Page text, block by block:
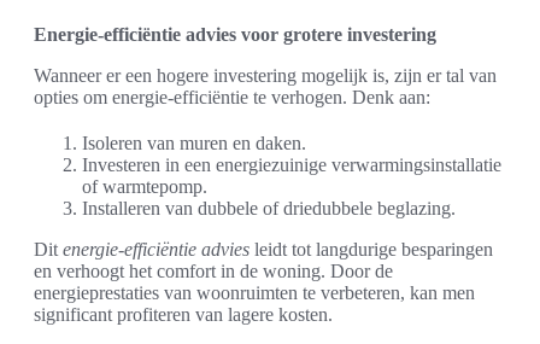
Energie-efficiëntie advies voor grotere investering
Wanneer er een hogere investering mogelijk is, zijn er tal van
opties om energie-efficiëntie te verhogen. Denk aan:
Isoleren van muren en daken.
Investeren in een energiezuinige verwarmingsinstallatie
of warmtepomp.
Installeren van dubbele of driedubbele beglazing.
Dit energie-efficiëntie advies leidt tot langdurige besparingen
en verhoogt het comfort in de woning. Door de
energieprestaties van woonruimten te verbeteren, kan men
significant profiteren van lagere kosten.